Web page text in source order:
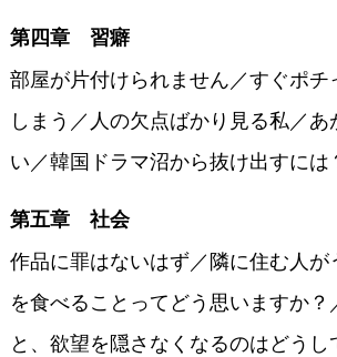
第四章 習癖
部屋が片付けられません／すぐポチ
しまう／人の欠点ばかり見る私／
い／韓国ドラマ沼から抜け出すには
第五章 社会
作品に罪はないはず／隣に住む人が
を食べることってどう思いますか？
と、欲望を隠さなくなるのはどう